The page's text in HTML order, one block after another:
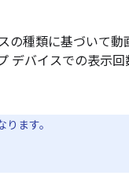
の種類に基づいて
デバイスでの表示回
ます。